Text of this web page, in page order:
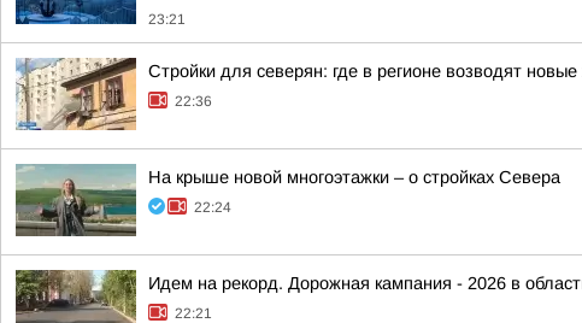
23:21
Стройки для северян: где в регионе возводят
22:36
На крыше новой многоэтажки – о стройках Севера
22:24
Идем на рекорд. Дорожная кампания - 2026 в
22:21